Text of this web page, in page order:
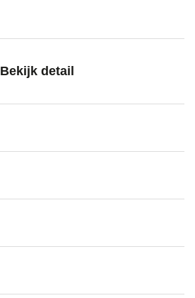
Bekijk detail